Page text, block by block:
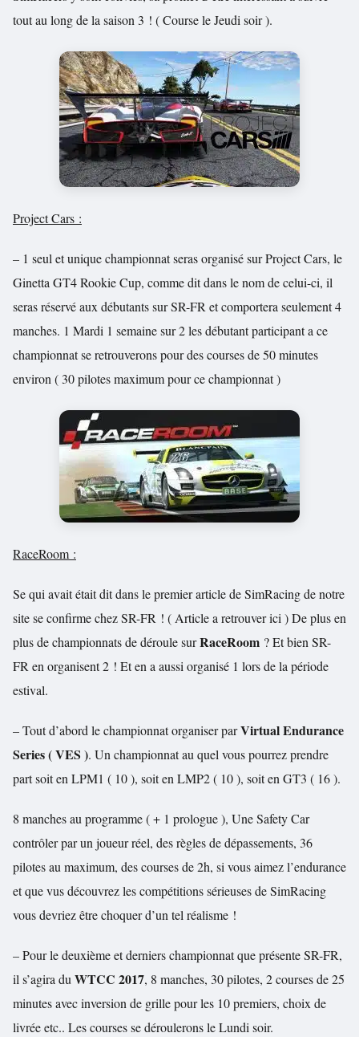
tout au long de la saison 3 ! ( Course le Jeudi soir ).
Project Cars :
– 1 seul et unique championnat seras organisé sur Project Cars, le
Ginetta GT4 Rookie Cup, comme dit dans le nom de celui-ci, il
seras réservé aux débutants sur SR-FR et comportera seulement 4
manches. 1 Mardi 1 semaine sur 2 les débutant participant a ce
championnat se retrouverons pour des courses de 50 minutes
environ ( 30 pilotes maximum pour ce championnat )
RaceRoom :
Se qui avait était dit dans le premier article de SimRacing de notre
site se confirme chez SR-FR ! ( Article a retrouver ici ) De plus en
plus de championnats de déroule surRaceRoom ? Et bien SR-
FR en organisent 2 ! Et en a aussi organisé 1 lors de la période
estival.
– Tout d’abord le championnat organiser parVirtual Endurance
Series ( VES ). Un championnat au quel vous pourrez prendre
part soit en LPM1 ( 10 ), soit en LMP2 ( 10 ), soit en GT3 ( 16 ).
8 manches au programme ( + 1 prologue ), Une Safety Car
contrôler par un joueur réel, des règles de dépassements, 36
pilotes au maximum, des courses de 2h, si vous aimez l’endurance
et que vus découvrez les compétitions sérieuses de SimRacing
vous devriez être choquer d’un tel réalisme !
– Pour le deuxième et derniers championnat que présente SR-FR,
il s’agira duWTCC 2017, 8 manches, 30 pilotes, 2 courses de 25
minutes avec inversion de grille pour les 10 premiers, choix de
livrée etc.. Les courses se déroulerons le Lundi soir.